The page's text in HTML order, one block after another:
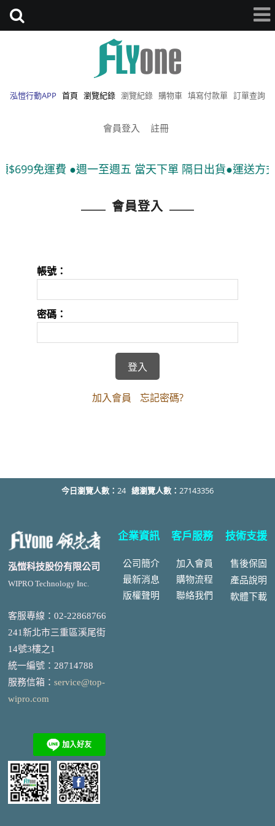
泓愷行動APP 首頁 瀏覽紀錄 瀏覽紀錄 購物車 填寫付款單 訂單查詢
會員登入 註冊
免運費 ●週一至週五 當天下單 隔日出貨●運送方
會員登入
帳號：
密碼：
加入會員 忘記密碼?
今日瀏覽人數： 24 總瀏覽人數： 27143356
泓愷科技股份有限公司
WIPRO Technology Inc.
客服專線：02-22868766
241新北市三重區溪尾街
14號3樓之1
統一編號 ： 28714788
服務信箱： service@top-
wipro.com
企業資訊
公司簡介
最新消息
版權聲明
客戶服務
加入會員
購物流程
聯絡我們
技術支援
售後保固
產品說明
軟體下載